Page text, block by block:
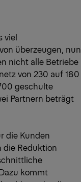
viel
überzeugen, nun
nicht alle Betriebe
von 230 auf 180
geschulte
Partnern beträgt
die Kunden
die Reduktion
kommt